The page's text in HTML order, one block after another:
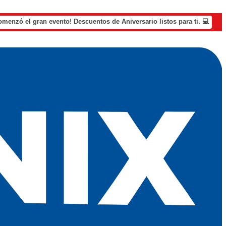
el gran evento! Descuentos de Aniversario listos para ti. 💻